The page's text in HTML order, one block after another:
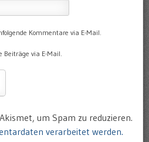
Kommentare via E-Mail.
Beiträge via E-Mail.
um Spam zu reduzieren.
verarbeitet werden.